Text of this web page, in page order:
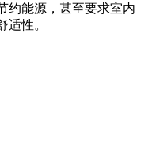
约能源，甚至要求室内
适性。